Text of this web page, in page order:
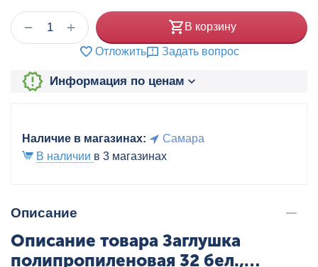
+
− В корзину
Отложить Задать вопрос
Информация по ценам
Наличие в магазинах:
Самара
В наличии в 3 магазинах
Описание
Описание товара Заглушка
полипропиленовая 32 бел.,